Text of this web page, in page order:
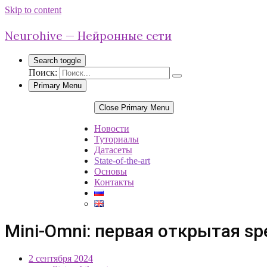
Skip to content
Neurohive — Нейронные сети
Search toggle
Поиск:
Primary Menu
Close Primary Menu
Новости
Туториалы
Датасеты
State-of-the-art
Основы
Контакты
Mini-Omni: первая открытая
2 сентября 2024